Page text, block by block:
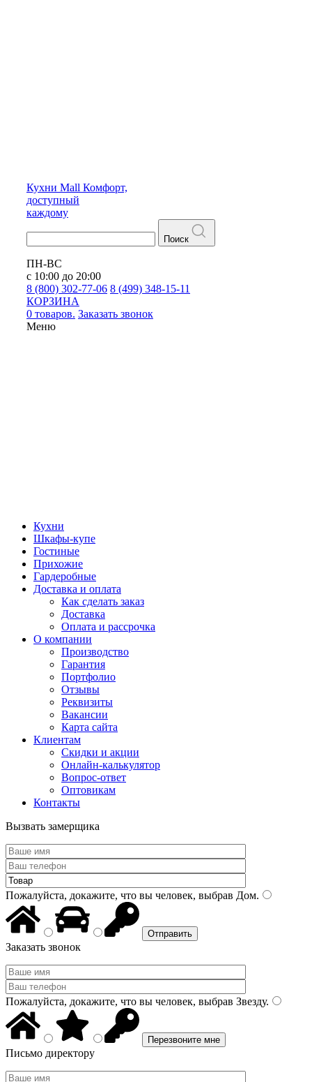
Кухни Mall Комфорт,
доступный
каждому
Поиск
ПН-ВС
с 10:00 до 20:00
8 (800) 302-77-06 8 (499) 348-15-11
КОРЗИНА
0 товаров. Заказать звонок
Меню
Кухни
Шкафы-купе
Гостиные
Прихожие
Гардеробные
Доставка и оплата
Как сделать заказ
Доставка
Оплата и рассрочка
О компании
Производство
Гарантия
Портфолио
Отзывы
Реквизиты
Вакансии
Карта сайта
Клиентам
Скидки и акции
Онлайн-калькулятор
Вопрос-ответ
Оптовикам
Контакты
Вызвать замерщика
Пожалуйста, докажите, что вы человек, выбрав Дом.
Заказать звонок
Пожалуйста, докажите, что вы человек, выбрав Звезду.
Письмо директору